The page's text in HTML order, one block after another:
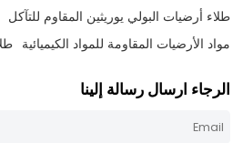
طلاء أرضيات البولي يوريثين المقاوم للتآكل
مواد الأرضيات المقاومة للمواد الكيميائية
الرجاء ارسال رسالة إلينا